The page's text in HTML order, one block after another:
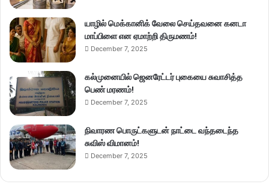
யாழில் மெக்கானிக் வேலை செய்தவனை கனடா
மாப்பிளை என ஏமாற்றி திருமணம்!
December 7, 2025
கல்முனையில் ஜெனரேட்டர் புகையை சுவாசித்த
பெண் மரணம்!
December 7, 2025
நிவாரண பொருட்களுடன் நாட்டை வந்தடைந்த
சுவிஸ் விமானம்!
December 7, 2025